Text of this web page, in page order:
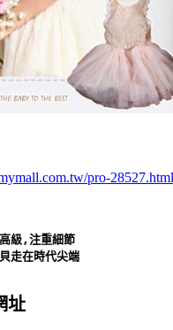
pro-
級,注重細節
走在時代尖端
址